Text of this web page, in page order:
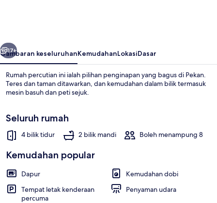
Seterusnya
17+
Gambaran keseluruhanKemudahanLokasiDasar
Rumah percutian ini ialah pilihan penginapan yang bagus di Pekan.
Teres dan taman ditawarkan, dan kemudahan dalam bilik termasuk
mesin basuh dan peti sejuk.
Seluruh rumah
4 bilik tidur 2 bilik mandi Boleh menampung 8
Kemudahan popular
Dapur
Kemudahan dobi
Tempat letak kenderaan
percuma
Penyaman udara